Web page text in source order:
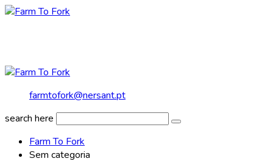
Skip
farmtofork@nersant.pt
search here
Farm To Fork
Sem categoria